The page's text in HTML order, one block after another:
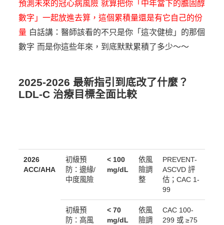
預測未來的冠心病風險 就算把你「中年當下的膽固醇
數字」一起放進去算，這個累積量還是有它自己的份
量 白話講：醫師該看的不只是你「這次健檢」的那個
數字 而是你這些年來，到底默默累積了多少～～
2025-2026 最新指引到底改了什麼？
LDL-C 治療目標全面比較
2026
ACC/AHA
初級預
防：邊緣/
中度風險
< 100
mg/dL
依風
險調
整
PREVENT-
ASCVD 評
估；CAC 1-
99
初級預
防：高風
< 70
mg/dL
依風
險調
CAC 100-
299 或 ≥75